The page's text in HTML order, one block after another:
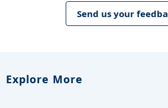
Send us your
Explore More